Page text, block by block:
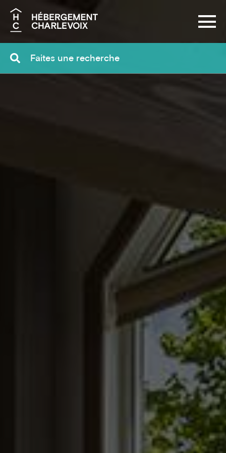
Recherche